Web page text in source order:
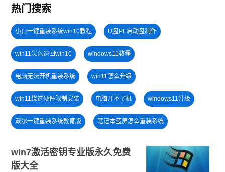
热门搜索
小白一键重装系统win10教程 U盘PE启动盘制作
win11怎么退回win10 windows11教程
电脑无法开机重装系统 win11怎么升级
win11绕过硬件限制安装 电脑开不了机 windows11升级
戴尔一键重装系统教育版 笔记本蓝屏怎么重装系统
旗舰版win7系统安装教程 win7系统重装
win7激活密钥专业版永久免费
版大全